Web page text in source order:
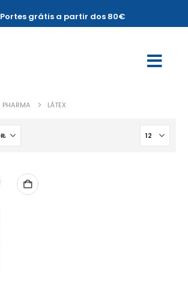
Portes grátis a partir dos 80€
PHARMA LÁTEX